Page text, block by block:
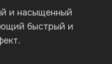
и насыщенный
быстрый и